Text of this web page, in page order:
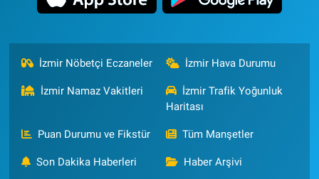
İzmir Nöbetçi Eczaneler İzmir Hava Durumu
İzmir Namaz Vakitleri
İzmir Trafik Yoğunluk
Haritası
Puan Durumu ve Fikstür Tüm Manşetler
Son Dakika Haberleri Haber Arşivi